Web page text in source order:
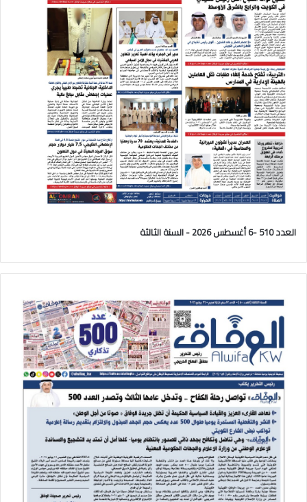
العدد 510 -6 أغسطس 2026 - السنة الثالثة